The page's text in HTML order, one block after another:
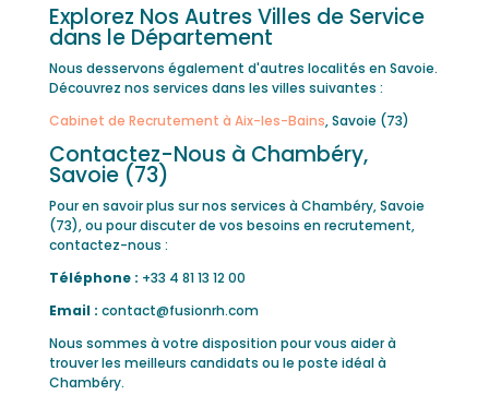
Explorez Nos Autres Villes de Service
dans le Département
Nous desservons également d'autres localités en Savoie.
Découvrez nos services dans les villes suivantes :
Cabinet de Recrutement à Aix-les-Bains, Savoie (73)
Contactez-Nous à Chambéry,
Savoie (73)
Pour en savoir plus sur nos services à Chambéry, Savoie
(73), ou pour discuter de vos besoins en recrutement,
contactez-nous :
Téléphone : +33 4 81 13 12 00
Email : contact@fusionrh.com
Nous sommes à votre disposition pour vous aider à
trouver les meilleurs candidats ou le poste idéal à
Chambéry.